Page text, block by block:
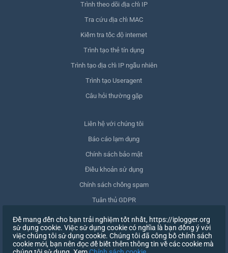
Trình theo dõi địa chỉ IP
Tra cứu địa chỉ MAC
Kiểm tra tốc độ internet
Trình tạo thẻ tín dụng
Trình tạo địa chỉ IP ngẫu nhiên
Trình tạo Useragent
Câu hỏi thường gặp
Liên hệ với chúng tôi
Báo cáo lạm dụng
Chính sách bảo mật
Điều khoản sử dụng
Chính sách chống spam
Tuân thủ GDPR
Xóa dữ liệu của tôi
Rút lại sự đồng ý
Để mang đến cho bạn trải nghiệm tốt nhất, https://iplogger.org
sử dụng cookie. Việc sử dụng cookie có nghĩa là bạn đồng ý với
việc chúng tôi sử dụng cookie. Chúng tôi đã công bố chính sách
cookie mới, bạn nên đọc để biết thêm thông tin về các cookie mà